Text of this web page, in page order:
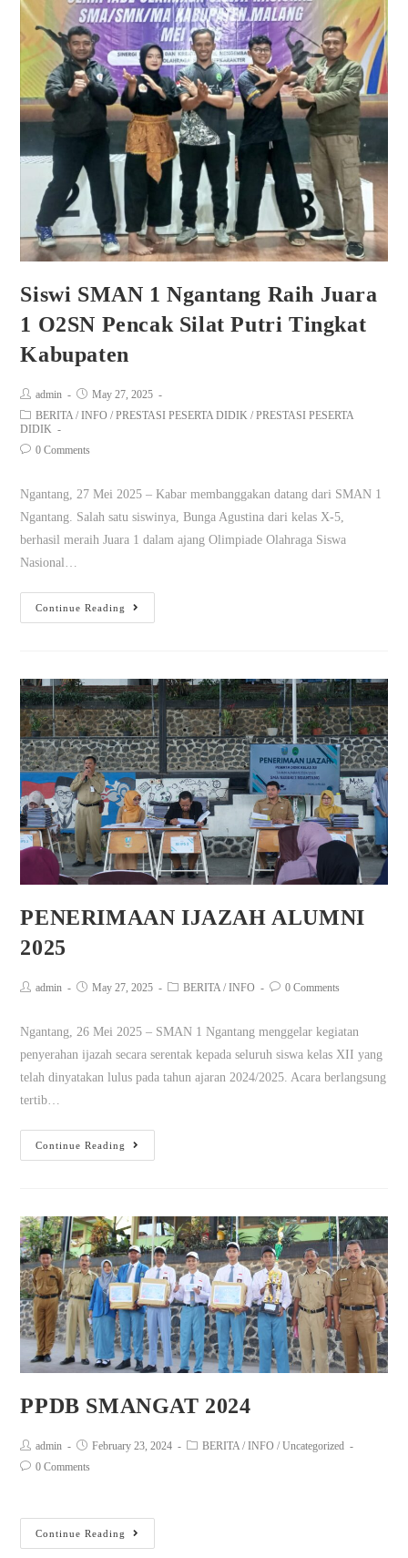
Siswi SMAN 1 Ngantang Raih Juara
1 O2SN Pencak Silat Putri Tingkat
Kabupaten
admin
May 27, 2025
BERITA / INFO / PRESTASI PESERTA DIDIK / PRESTASI PESERTA
DIDIK
0 Comments
Ngantang, 27 Mei 2025 – Kabar membanggakan datang dari SMAN 1
Ngantang. Salah satu siswinya, Bunga Agustina dari kelas X-5,
berhasil meraih Juara 1 dalam ajang Olimpiade Olahraga Siswa
Nasional…
Continue Reading
PENERIMAAN IJAZAH ALUMNI
2025
admin May 27, 2025 BERITA / INFO 0 Comments
Ngantang, 26 Mei 2025 – SMAN 1 Ngantang menggelar kegiatan
penyerahan ijazah secara serentak kepada seluruh siswa kelas XII yang
telah dinyatakan lulus pada tahun ajaran 2024/2025. Acara berlangsung
tertib…
Continue Reading
PPDB SMANGAT 2024
admin February 23, 2024 BERITA / INFO / Uncategorized
0 Comments
Continue Reading